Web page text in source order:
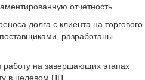
отчетность.
долга с клиента на торгового
разработаны
работу на завершающих этапах
в целевом ПП.